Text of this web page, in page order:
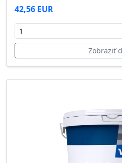
42,56 EUR
Zobraziť